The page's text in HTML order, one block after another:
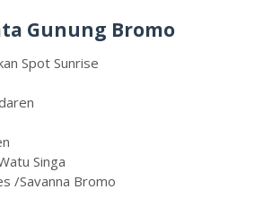
Gunung Bromo
Spot Sunrise
Singa
/Savanna Bromo